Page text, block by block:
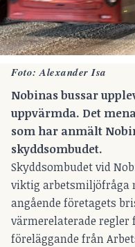
Foto: Alexander Isa
Nobinas bussar
uppvärmda. Det
som har anmält
skyddsombudet.
Skyddsombudet vid
viktig arbetsmiljöfråga
angående företagets
värmerelaterade
föreläggande från